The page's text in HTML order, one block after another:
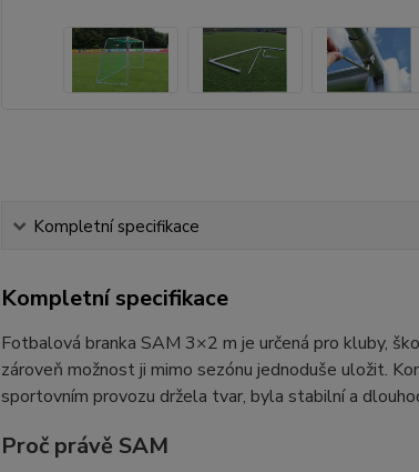
Kompletní specifikace
Kompletní specifikace
Fotbalová branka SAM 3×2 m je určená pro kluby,
zároveň možnost ji mimo sezónu jednoduše uložit.
sportovním provozu držela tvar, byla stabilní a
Proč právě SAM